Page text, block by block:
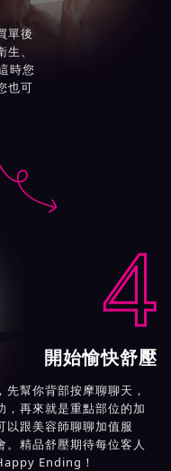
單後
、
時您
也可
4
開始愉快舒壓
幫你背部按摩聊聊天，
，再來就是重點部位的加
以跟美容師聊聊加值服
。精品舒壓期待每位客人
Ending！